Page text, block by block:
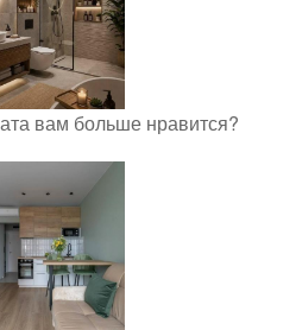
вам больше нравится?